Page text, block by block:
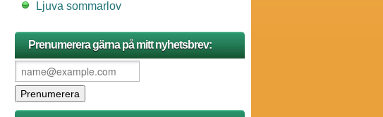
Ljuva sommarlov
Prenumerera gärna på mitt nyhetsbrev: